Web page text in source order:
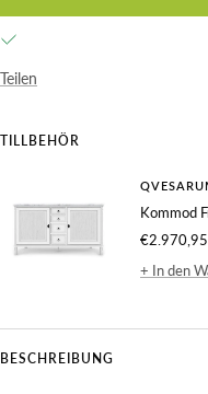
Teilen
BESCHREIBUNG
TILLBEHÖR
Kommod
€2.970,95
+ In den